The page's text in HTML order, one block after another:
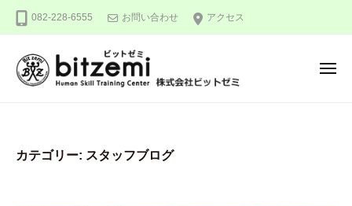
082-228-6555 お問い合わせ アクセス
社
を
メ
カテゴリー: スタッフブログ
会
社
ビ
ミ